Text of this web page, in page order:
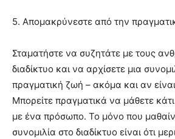
5. Απομακρύνεστε από την
Σταματήστε να συζητάτε με τους
διαδίκτυο και να αρχίσετε μια
πραγματική ζωή – ακόμα και αν
Μπορείτε πραγματικά να μάθετε
με ένα πρόσωπο. Το μόνο που
συνομιλία στο διαδίκτυο είναι ότι